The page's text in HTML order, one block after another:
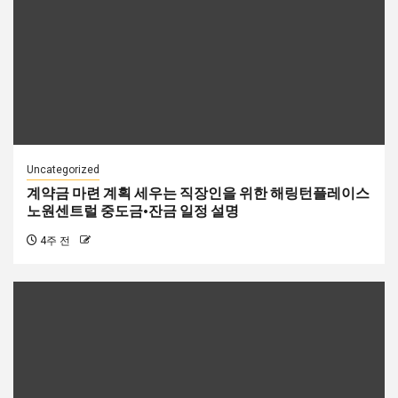
Uncategorized
계약금 마련 계획 세우는 직장인을 위한 해링턴플레이스
노원센트럴 중도금·잔금 일정 설명
4주 전